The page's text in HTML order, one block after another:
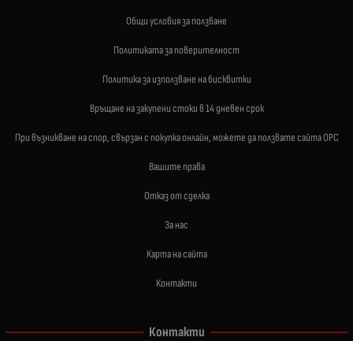
Общи условия за ползване
Политиката за поверителност
Политика за използване на бисквитки
Връщане на закупени стоки в 14 дневен срок
При възникване на спор, свързан с покупка онлайн, можете да ползвате сайта ОРС
Вашите права
Отказ от сделка
За нас
Карта на сайта
Контакти
Контакти